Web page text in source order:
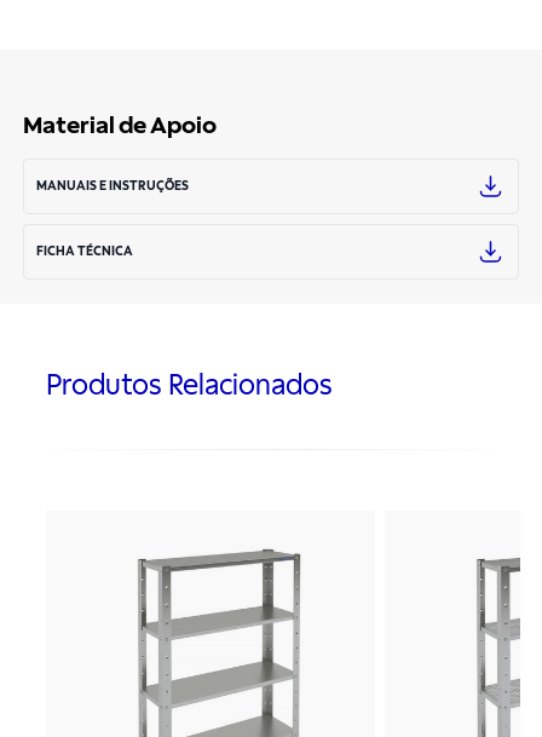
Material de Apoio
MANUAIS E INSTRUÇÕES
FICHA TÉCNICA
Produtos Relacionados